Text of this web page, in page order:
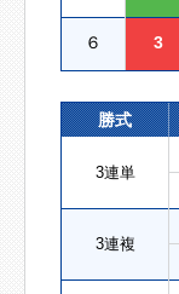
６ 3
勝式
3連単
3連複